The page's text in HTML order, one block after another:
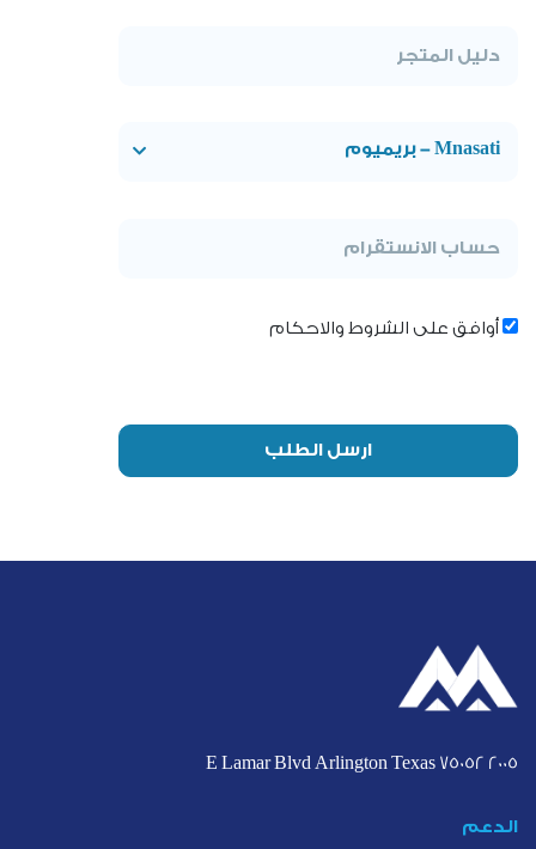
Mnasati - بريميوم
أوافق على الشروط والاحكام
ارسل الطلب
2005 E Lamar Blvd Arlington Texas 75052
الدعم